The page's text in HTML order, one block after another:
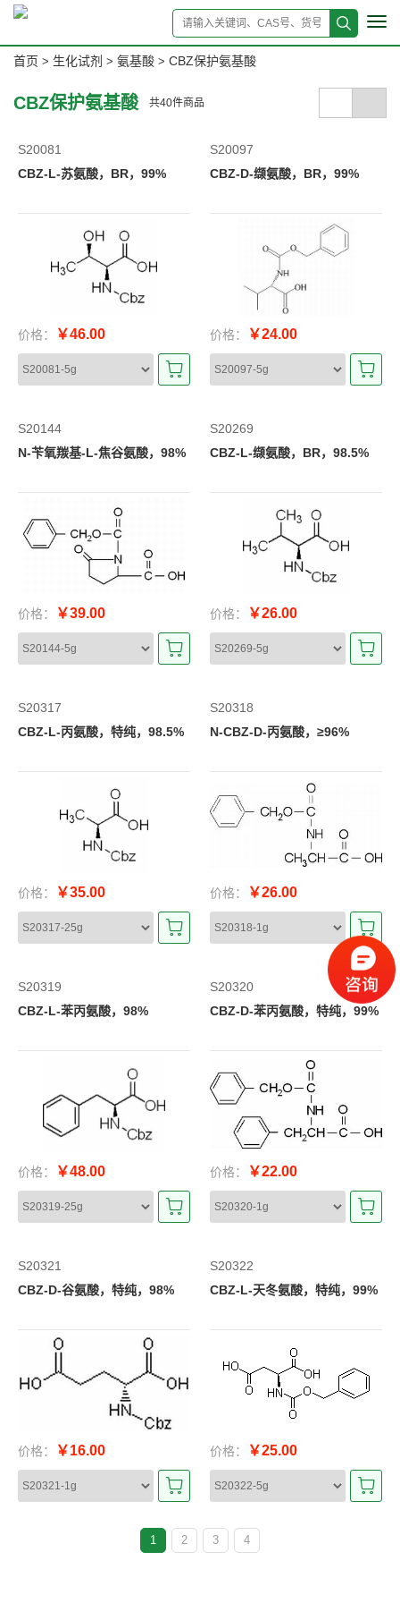
首页 > 生化试剂 > 氨基酸 > CBZ保护氨基酸
CBZ保护氨基酸 共40件商品
S20081
CBZ-L-苏氨酸，BR，99%
价格： ￥46.00
S20097
CBZ-D-缬氨酸，BR，99%
价格： ￥24.00
S20144
N-苄氧羰基-L-焦谷氨酸，98%
价格： ￥39.00
S20269
CBZ-L-缬氨酸，BR，98.5%
价格： ￥26.00
S20317
CBZ-L-丙氨酸，特纯，98.5%
价格： ￥35.00
S20318
N-CBZ-D-丙氨酸，≥96%
价格： ￥26.00
S20319
CBZ-L-苯丙氨酸，98%
价格： ￥48.00
S20320
CBZ-D-苯丙氨酸，特纯，99%
价格： ￥22.00
S20321
CBZ-D-谷氨酸，特纯，98%
价格： ￥16.00
S20322
CBZ-L-天冬氨酸，特纯，99%
价格： ￥25.00
1 2 3 4